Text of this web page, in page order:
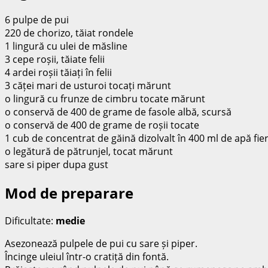
6 pulpe de pui
220 de chorizo, tăiat rondele
1 lingură cu ulei de măsline
3 cepe roșii, tăiate felii
4 ardei roșii tăiați în felii
3 căței mari de usturoi tocați mărunt
o lingură cu frunze de cimbru tocate mărunt
o conservă de 400 de grame de fasole albă, scursă
o conservă de 400 de grame de roșii tocate
1 cub de concentrat de găină dizolvalt în 400 ml de apă
o legătură de pătrunjel, tocat mărunt
sare si piper dupa gust
Mod de preparare
Dificultate: medie
Asezonează pulpele de pui cu sare și piper.
Încinge uleiul într-o cratiță din fontă.